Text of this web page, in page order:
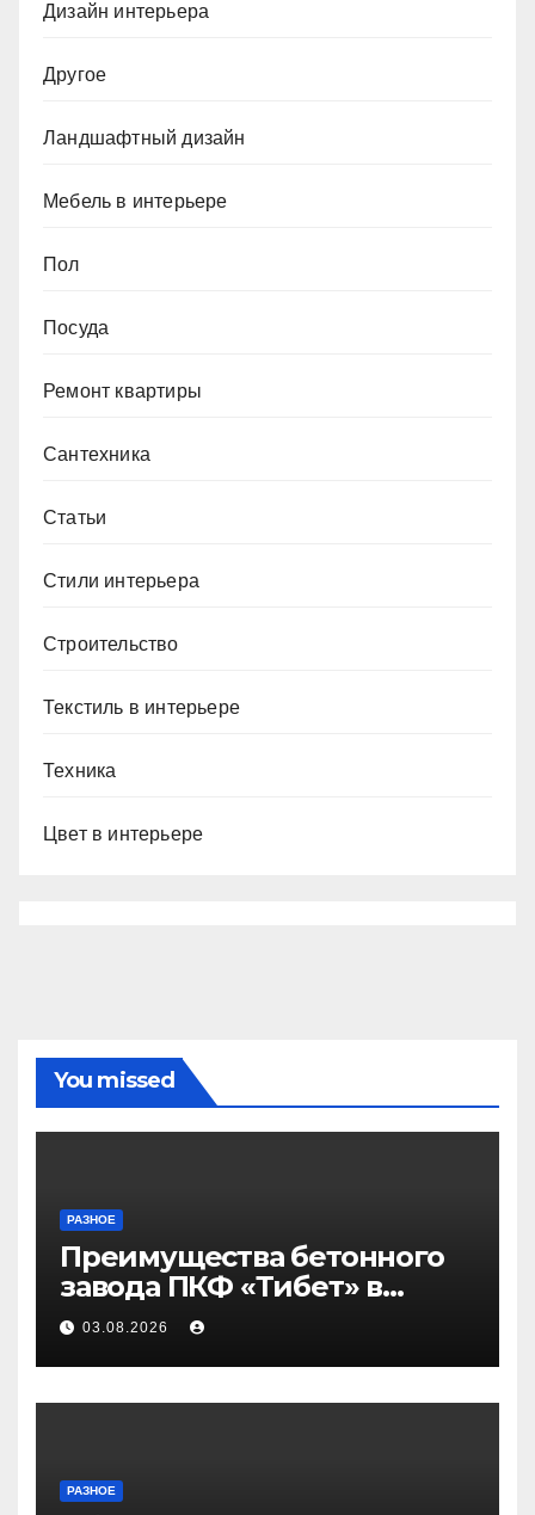
Дизайн интерьера
Другое
Ландшафтный дизайн
Мебель в интерьере
Пол
Посуда
Ремонт квартиры
Сантехника
Статьи
Стили интерьера
Строительство
Текстиль в интерьере
Техника
Цвет в интерьере
You missed
РАЗНОЕ
Преимущества бетонного
завода ПКФ «Тибет» в
Волгограде и Волжском
03.08.2026
РАЗНОЕ